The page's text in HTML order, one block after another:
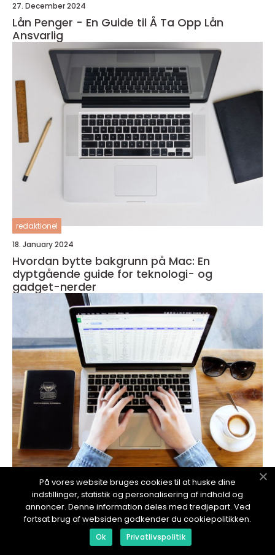
27. December 2024
Lån Penger - En Guide til Å Ta Opp Lån
Ansvarlig
redaktionel
18. January 2024
Hvordan bytte bakgrunn på Mac: En
dyptgående guide for teknologi- og
gadget-nerder
redaktionel
18. January 2024
Hvordan kopiere bilder på Mac
På vores website bruges cookies til at huske dine
indstillinger, statistik og personalisering af indhold og
annoncer. Denne information deles med tredjepart. Ved
fortsat brug af websiden godkender du cookiepolitikken.
Ok Privatlivspolitik